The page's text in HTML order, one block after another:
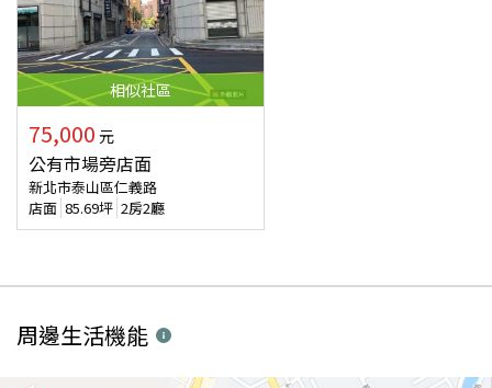
相似社區
75,000 元
公有市場旁店面
新北市泰山區仁義路
店面 85.69坪 2房2廳
周邊生活機能